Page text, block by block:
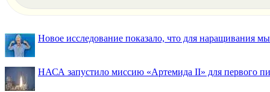
Новое исследование показало, что для наращивания
НАСА запустило миссию «Артемида II» для первого